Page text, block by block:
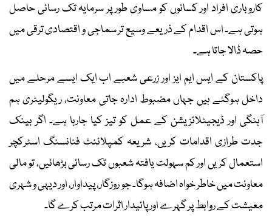
کاروباری افراد اور کسانوں کو مساوی طور پر سرمایہ تک رسائی حاصل
ہوتی ہے۔ اس اقدام کے ذریعے وسیع تر سماجی و اقتصادی ترقی میں
حصہ ڈالا جاتا ہے۔
پاکستان کے ایس ایم ایز اور زرعی شعبے اب ایک ایسے مرحلے میں
داخل ہوگئے ہیں جہاں مضبوط ادارہ جاتی معاونت، ریگولیٹری ہم
آہنگی اور ڈیجیٹلائزیشن کے عمل کو تیز کیا جارہا ہے۔ اگر بینک
جدت طرازی اقدامات کریں، شریعہ کمپلائنٹ فنانسنگ اسٹرکچر
استعمال کریں اور کم سہولت یافتہ شعبوں تک رسائی بڑھائیں، تو مالی
معاونت میں خاطر خواہ اضافہ ہوگا۔ جو روزگار، پیداوار، اور دیہی و شہری
معیشت کے روابط پر گہرے اور پائیدار اثرات مرتب کرے گا۔